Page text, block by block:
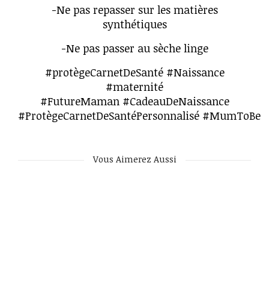
-Ne pas repasser sur les matières
synthétiques
-Ne pas passer au sèche linge
#protègeCarnetDeSanté #Naissance
#maternité
#FutureMaman #CadeauDeNaissance
#ProtègeCarnetDeSantéPersonnalisé #MumToBe
Vous Aimerez Aussi